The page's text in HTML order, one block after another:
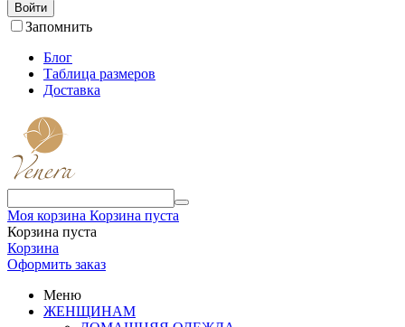
Войти
Запомнить
Блог
Таблица размеров
Доставка
Моя корзина Корзина пуста
Корзина пуста
Корзина
Оформить заказ
Меню
ЖЕНЩИНАМ